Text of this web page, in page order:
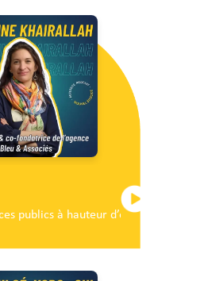
publics à hauteur d’enfants